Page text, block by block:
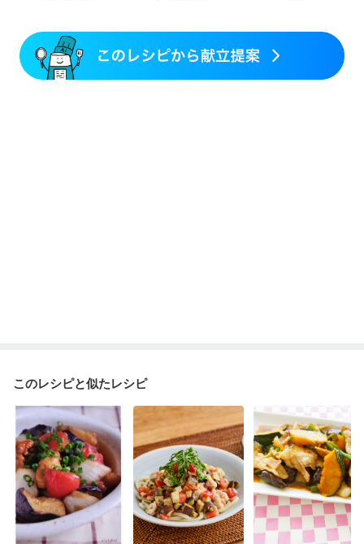
乳がん（抗がん剤治療中）
乳がん（放射線治療中）
乳がん治療を終えた方・経過観察中の方など
このレシピと似たレシピ